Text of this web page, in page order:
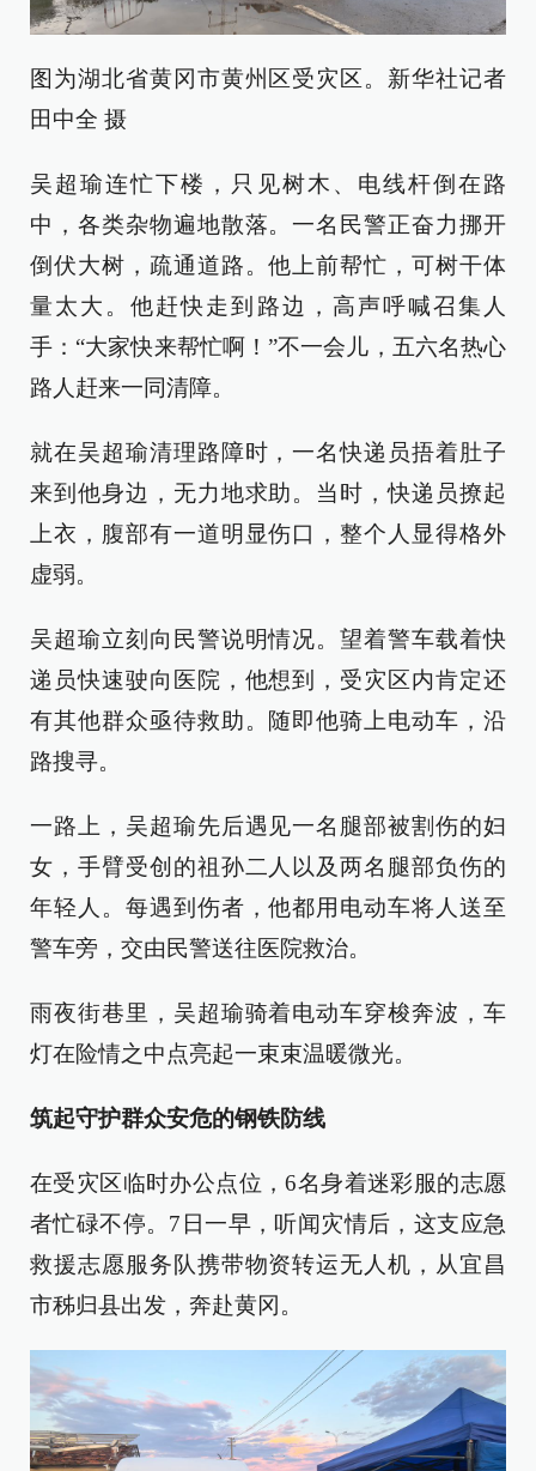
图为湖北省黄冈市黄州区受灾区。新华社记者
田中全 摄
吴超瑜连忙下楼，只见树木、电线杆倒在路
中，各类杂物遍地散落。一名民警正奋力挪开
倒伏大树，疏通道路。他上前帮忙，可树干体
量太大。他赶快走到路边，高声呼喊召集人
手：“大家快来帮忙啊！”不一会儿，五六名热心
路人赶来一同清障。
就在吴超瑜清理路障时，一名快递员捂着肚子
来到他身边，无力地求助。当时，快递员撩起
上衣，腹部有一道明显伤口，整个人显得格外
虚弱。
吴超瑜立刻向民警说明情况。望着警车载着快
递员快速驶向医院，他想到，受灾区内肯定还
有其他群众亟待救助。随即他骑上电动车，沿
路搜寻。
一路上，吴超瑜先后遇见一名腿部被割伤的妇
女，手臂受创的祖孙二人以及两名腿部负伤的
年轻人。每遇到伤者，他都用电动车将人送至
警车旁，交由民警送往医院救治。
雨夜街巷里，吴超瑜骑着电动车穿梭奔波，车
灯在险情之中点亮起一束束温暖微光。
筑起守护群众安危的钢铁防线
在受灾区临时办公点位，6名身着迷彩服的志愿
者忙碌不停。7日一早，听闻灾情后，这支应急
救援志愿服务队携带物资转运无人机，从宜昌
市秭归县出发，奔赴黄冈。